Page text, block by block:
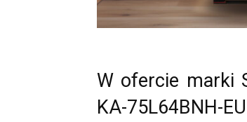
W ofercie marki
KA-